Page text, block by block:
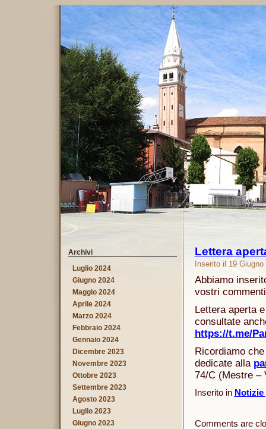
Lettera
Inserito il 19
Abbiamo
vostri
Lettera aperta
consultate
https://t.me/
Ricordiamo
dedicate alla
74/C (Mestre –
Inserito in
Comments are
Archivi
Luglio 2024
Giugno 2024
Maggio 2024
Aprile 2024
Marzo 2024
Febbraio 2024
Gennaio 2024
Dicembre 2023
Novembre 2023
Ottobre 2023
Settembre 2023
Agosto 2023
Luglio 2023
Giugno 2023